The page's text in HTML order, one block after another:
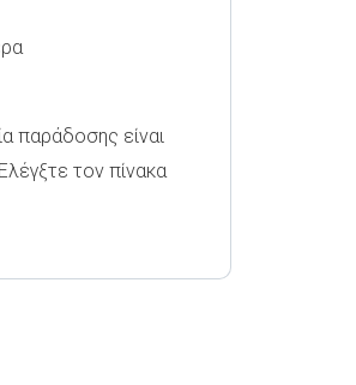
παράδοσης είναι
τον πίνακα